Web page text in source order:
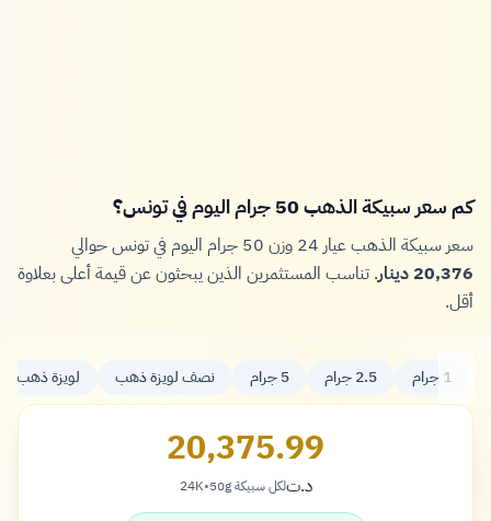
كم سعر سبيكة الذهب 50 جرام اليوم في تونس؟
سعر سبيكة الذهب عيار 24 وزن 50 جرام اليوم في تونس حوالي
20,376 دينار
. تناسب المستثمرين الذين يبحثون عن قيمة أعلى بعلاوة
أقل.
1 جرام 2.5 جرام 5 جرام نصف لويزة ذهب لويزة ذهب
20,375.99
دينار
د.تلكل سبيكة 50g •
24K